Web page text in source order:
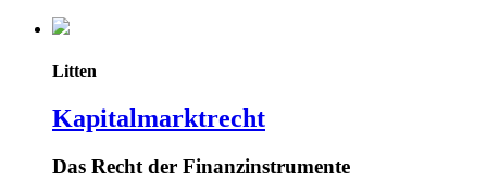
Litten
Kapitalmarktrecht
Das Recht der Finanzinstrumente